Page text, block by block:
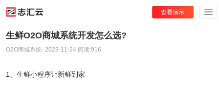
查看演示
生鲜O2O商城系统开发怎么选?
O2O商城系统· 2023-11-24 阅读:916
1、生鲜小程序让新鲜到家